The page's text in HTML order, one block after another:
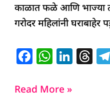
काळात फळे आणि भाज्या
गरोदर महिलांनी
F
c
W
at
Li T
Read More »